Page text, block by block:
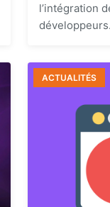
l’intégration
ACTUALITÉS